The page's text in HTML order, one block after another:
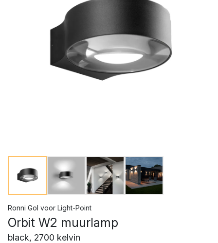
Ronni Gol voor Light-Point
Orbit W2 muurlamp
black, 2700 kelvin